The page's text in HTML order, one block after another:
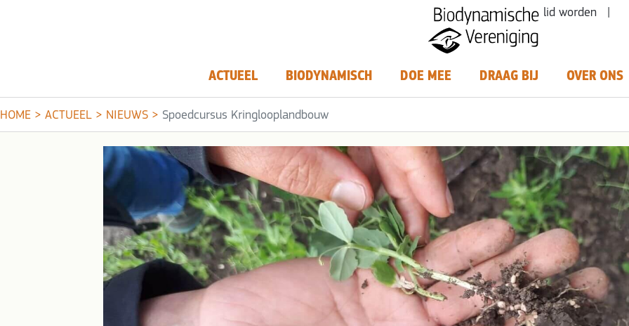
lid worden |
ACTUEEL BIODYNAMISCH DOE MEE DRAAG BIJ OVER ONS
HOME > ACTUEEL > NIEUWS > Spoedcur­sus Kring­loop­land­bouw